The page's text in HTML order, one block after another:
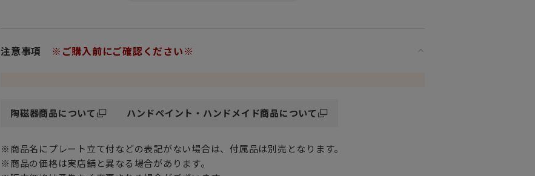
永遠、光、高い志と成功を象徴します。
シャープであっさりと仕上げられた器形は
とてもバランスがよく、シンプルな物のみが極める飽きのこない美しさに溢れています。
贈り物にする際、先様がコーヒー・紅茶どちらが好みか分らないといった場合など
いろんな場面で活躍することから数あるカップの形状（シェイプ）の中でも
注意事項 ※ご購入前にご確認ください※
陶磁器商品について ハンドペイント・ハンドメイド商品について
※商品名にプレート立て付などの表記がない場合は、付属品は別売となります。
※商品の価格は実店舗と異なる場合があります。